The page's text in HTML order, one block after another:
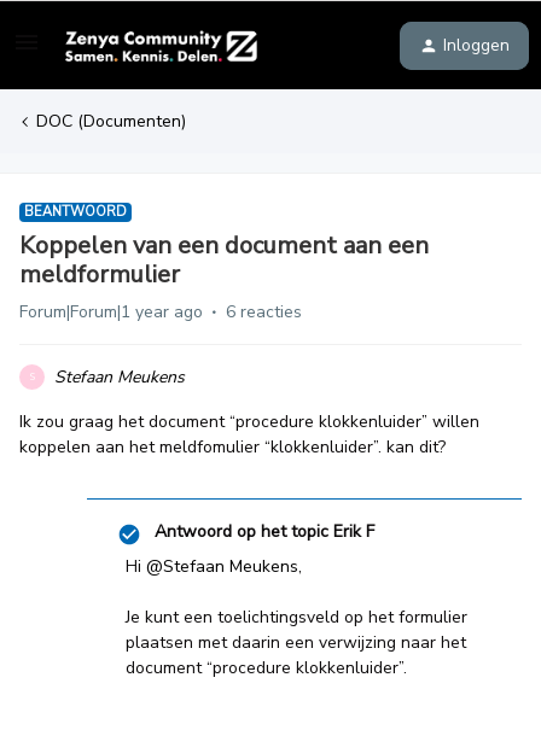
Inloggen
DOC (Documenten)
BEANTWOORD
Koppelen van een document aan een
meldformulier
Forum|Forum|1 year ago 6 reacties
S
Stefaan Meukens
Ik zou graag het document “procedure klokkenluider” willen
koppelen aan het meldfomulier “klokkenluider”. kan dit?
Antwoord op het topic Erik F
Hi ​ @Stefaan Meukens,
Je kunt een toelichtingsveld op het formulier
plaatsen met daarin een verwijzing naar het
document “procedure klokkenluider”.